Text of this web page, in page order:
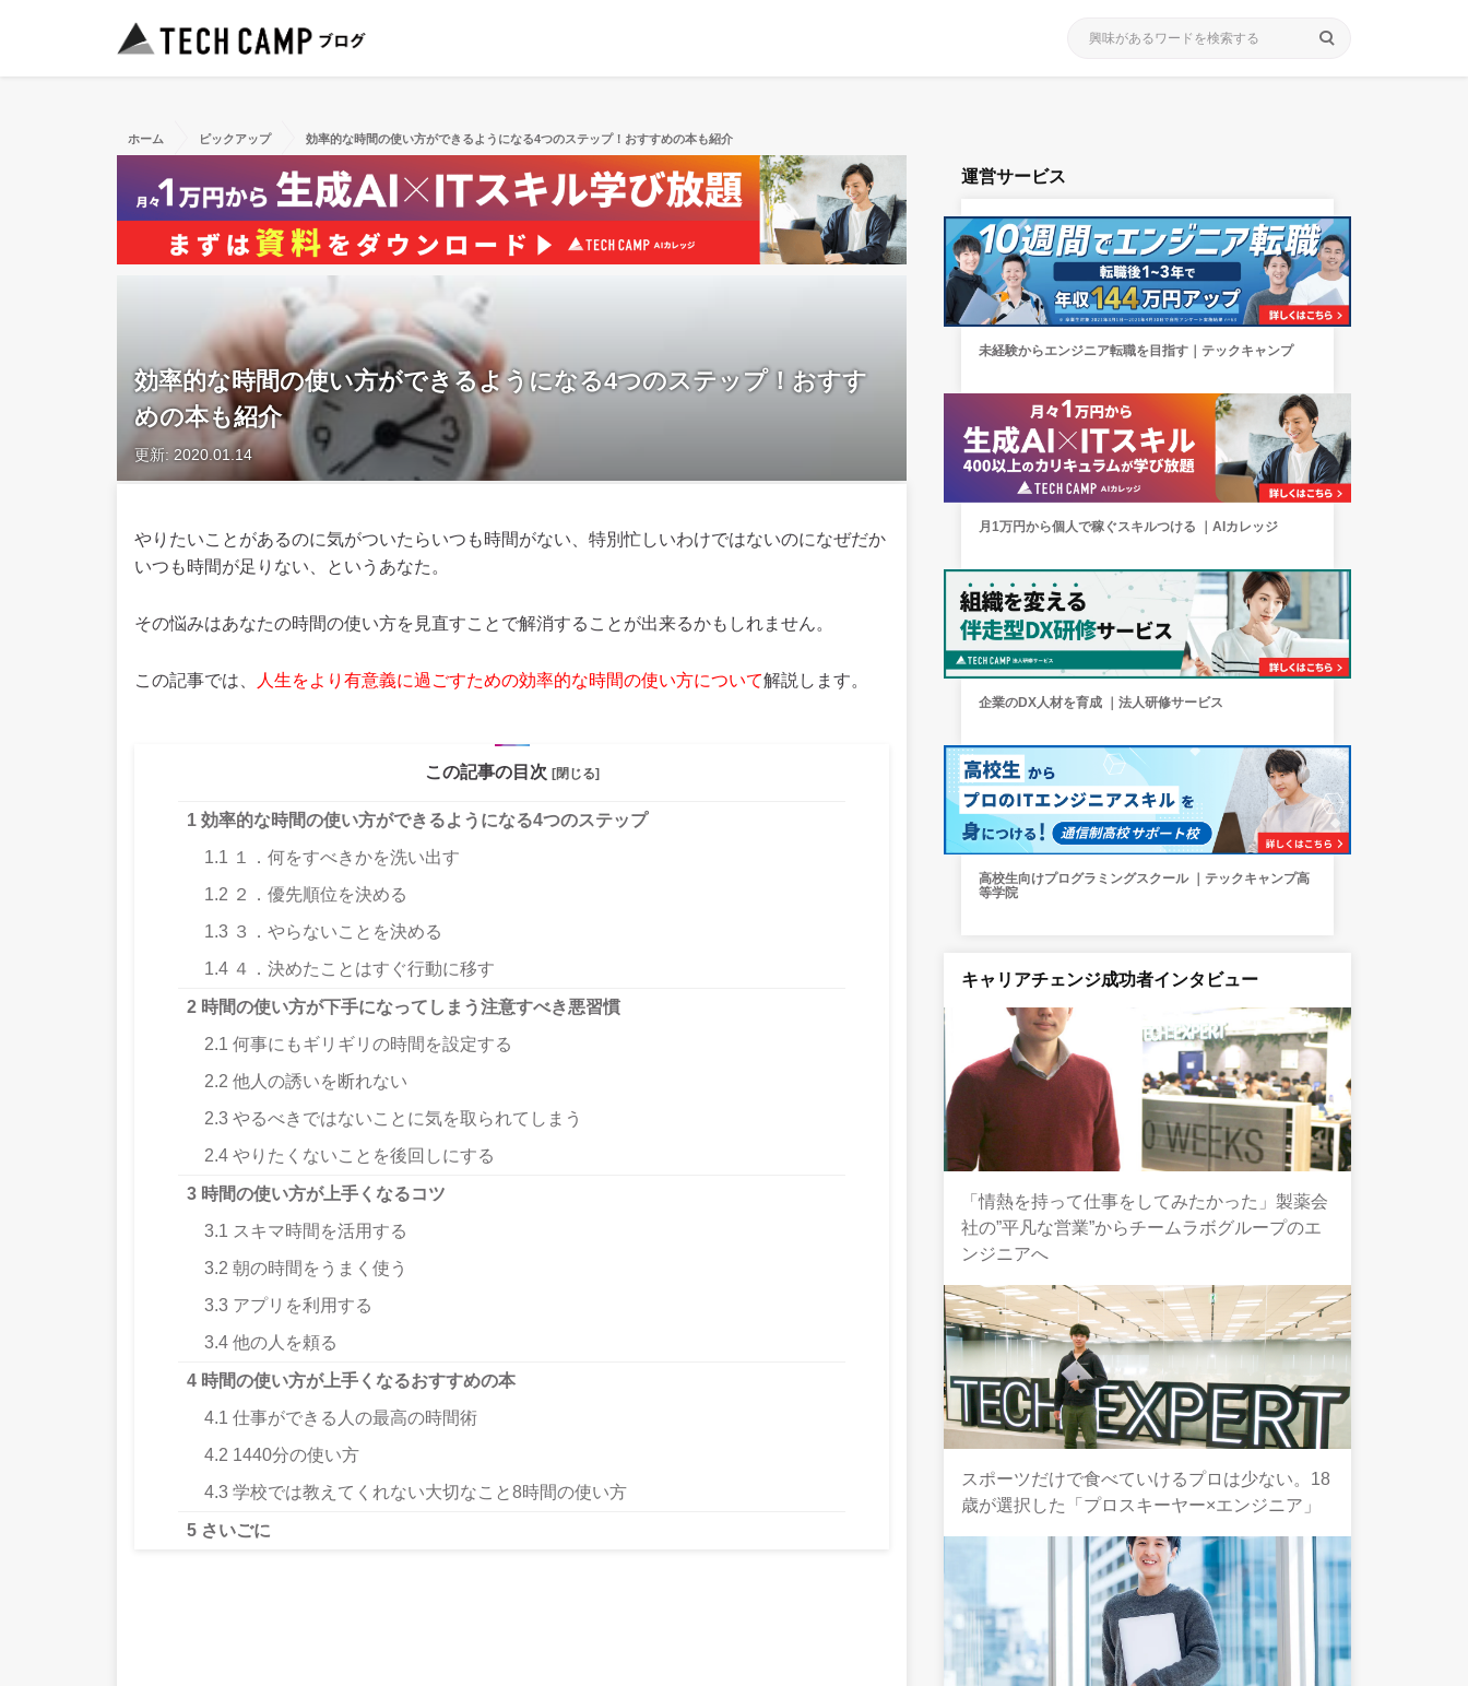
search
ホーム ピックアップ 効率的な時間の使い方ができるようになる4つのステップ！おすすめの本も紹介
効率的な時間の使い方ができるようになる4つのステップ！おすす
めの本も紹介
更新: 2020.01.14
やりたいことがあるのに気がついたらいつも時間がない、特別忙しいわけではないのになぜだか
いつも時間が足りない、というあなた。
その悩みはあなたの時間の使い方を見直すことで解消することが出来るかもしれません。
この記事では、 人生をより有意義に過ごすための効率的な時間の使い方について解説します。
この記事の目次 [閉じる]
1 効率的な時間の使い方ができるようになる4つのステップ
1.1 １．何をすべきかを洗い出す
1.2 ２．優先順位を決める
1.3 ３．やらないことを決める
1.4 ４．決めたことはすぐ行動に移す
2 時間の使い方が下手になってしまう注意すべき悪習慣
2.1 何事にもギリギリの時間を設定する
2.2 他人の誘いを断れない
2.3 やるべきではないことに気を取られてしまう
2.4 やりたくないことを後回しにする
3 時間の使い方が上手くなるコツ
3.1 スキマ時間を活用する
3.2 朝の時間をうまく使う
3.3 アプリを利用する
3.4 他の人を頼る
4 時間の使い方が上手くなるおすすめの本
4.1 仕事ができる人の最高の時間術
4.2 1440分の使い方
4.3 学校では教えてくれない大切なこと8時間の使い方
5 さいごに
運営サービス
未経験からエンジニア転職を目指す｜テックキャンプ
月1万円から個人で稼ぐスキルつける ｜AIカレッジ
企業のDX人材を育成 ｜法人研修サービス
高校生向けプログラミングスクール ｜テックキャンプ高
等学院
キャリアチェンジ成功者インタビュー
「情熱を持って仕事をしてみたかった」製薬会
社の”平凡な営業”からチームラボグループのエ
ンジニアへ
スポーツだけで食べていけるプロは少ない。18
歳が選択した「プロスキーヤー×エンジニア」